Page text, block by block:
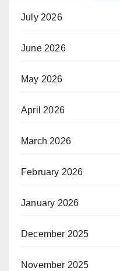
July 2026
June 2026
May 2026
April 2026
March 2026
February 2026
January 2026
December 2025
November 2025